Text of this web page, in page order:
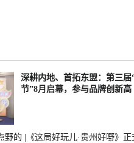
深耕内地、首拓东盟：第三届
节”8月启幕，参与品牌创新高
野的 |《这局好玩儿·贵州好嘢》正